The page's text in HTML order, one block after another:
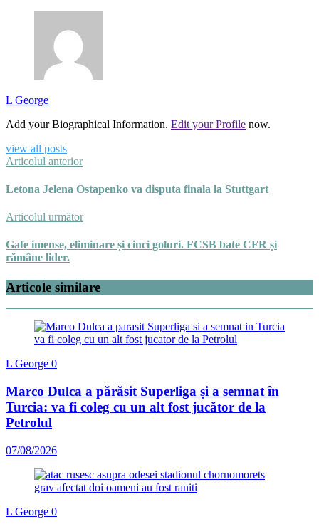
L George
Add your Biographical Information. Edit your Profile now.
view all posts
Articolul anterior
Letona Jelena Ostapenko va disputa finala la Stuttgart
Articolul următor
Gafe imense, eliminare și cinci goluri. FCSB bate CFR și
rămâne lider.
Articole similare
L George 0
Marco Dulca a părăsit Superliga și a semnat în
Turcia: va fi coleg cu un alt fost jucător de la
Petrolul
07/08/2026
L George 0